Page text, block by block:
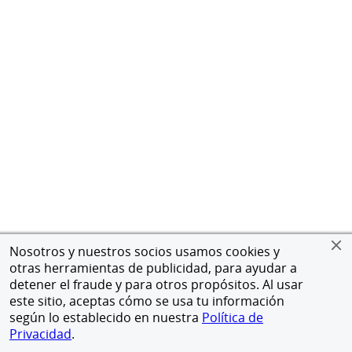
Nosotros y nuestros socios usamos cookies y
otras herramientas de publicidad, para ayudar a
detener el fraude y para otros propósitos. Al usar
este sitio, aceptas cómo se usa tu información
según lo establecido en nuestra Política de
Privacidad.